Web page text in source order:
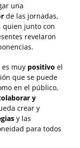
una
de las jornadas,
quien junto con
revelaron
muy positivo el
que se puede
en el público,
y
crear y
y las
para todos